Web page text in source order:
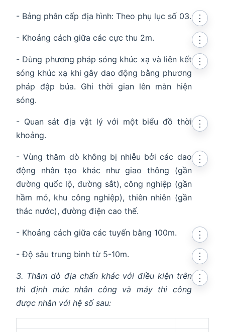
- Bảng phân cấp địa hình: Theo phụ lục số 03.
⋮
- Khoảng cách giữa các cực thu 2m.
⋮
- Dùng phương pháp sóng khúc xạ và liên kết
sóng khúc xạ khi gây dao động bằng phương
pháp đập búa. Ghi thời gian lên màn hiện
sóng.
⋮
- Quan sát địa vật lý với một biểu đồ thời
khoảng.
⋮
- Vùng thăm dò không bị nhiễu bởi các dao
động nhân tạo khác như giao thông (gần
đường quốc lộ, đường sắt), công nghiệp (gần
hầm mỏ, khu công nghiệp), thiên nhiên (gần
thác nước), đường điện cao thế.
⋮
- Khoảng cách giữa các tuyến bằng 100m.
⋮
- Độ sâu trung bình từ 5-10m.
⋮
3. Thăm dò địa chấn khác với điều kiện trên
thì định mức nhân công và máy thi công
được nhân với hệ số sau:
⋮